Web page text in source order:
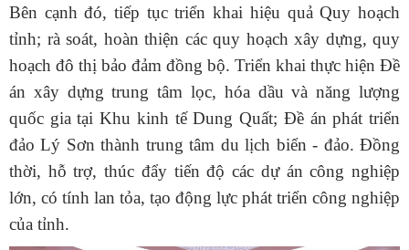
Bên cạnh đó, tiếp tục triển khai hiệu quả Quy hoạch
tỉnh; rà soát, hoàn thiện các quy hoạch xây dựng, quy
hoạch đô thị bảo đảm đồng bộ. Triển khai thực hiện Đề
án xây dựng trung tâm lọc, hóa dầu và năng lượng
quốc gia tại Khu kinh tế Dung Quất; Đề án phát triển
đảo Lý Sơn thành trung tâm du lịch biển - đảo. Đồng
thời, hỗ trợ, thúc đẩy tiến độ các dự án công nghiệp
lớn, có tính lan tỏa, tạo động lực phát triển công nghiệp
của tỉnh.